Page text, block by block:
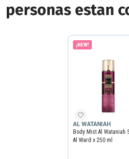
personas estan
¡NEW!
AL WATANIAH
Body Mist Al Wataniah
Al Ward x 250 ml